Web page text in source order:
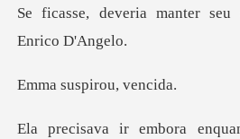
ter seu
spirou,